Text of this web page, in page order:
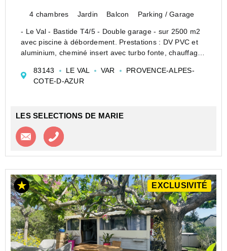
4 chambres Jardin Balcon Parking / Garage
- Le Val - Bastide T4/5 - Double garage - sur 2500 m2
avec piscine à débordement. Prestations : DV PVC et
aluminium, cheminé insert avec turbo fonte, chauffage
prestations de qualité, vue imprenable. Ses prestatio...
83143 LE VAL VAR
PROVENCE-ALPES-
COTE-D-AZUR
LES SELECTIONS DE MARIE
Contacter l'agence
EXCLUSIVITÉ